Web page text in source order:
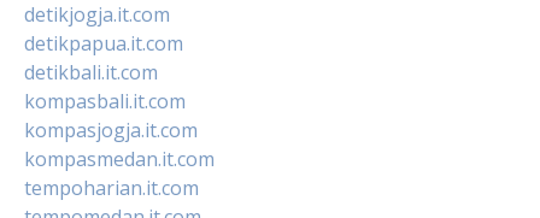
detikjogja.it.com
detikpapua.it.com
detikbali.it.com
kompasbali.it.com
kompasjogja.it.com
kompasmedan.it.com
tempoharian.it.com